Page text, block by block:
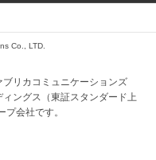
Co., LTD.
リカコミュニケーションズ
ングス（東証スタンダード上
会社です。